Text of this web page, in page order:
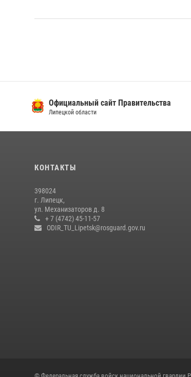
Официальный сайт Правительства
Липецкой области
НАК
КОНТАКТЫ
398024
г. Липецк,
ул. Механизаторов д. 8
+ 7 (4742) 45-11-57
ODIR_TU_Lipetsk@rosguard.gov.ru